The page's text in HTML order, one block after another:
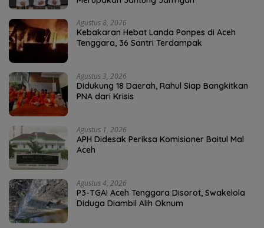
Agustus 8, 2026
Kebakaran Hebat Landa Ponpes di Aceh
Tenggara, 36 Santri Terdampak
Agustus 3, 2026
Didukung 18 Daerah, Rahul Siap Bangkitkan
PNA dari Krisis
Agustus 1, 2026
APH Didesak Periksa Komisioner Baitul Mal
Aceh
Agustus 4, 2026
P3-TGAI Aceh Tenggara Disorot, Swakelola
Diduga Diambil Alih Oknum